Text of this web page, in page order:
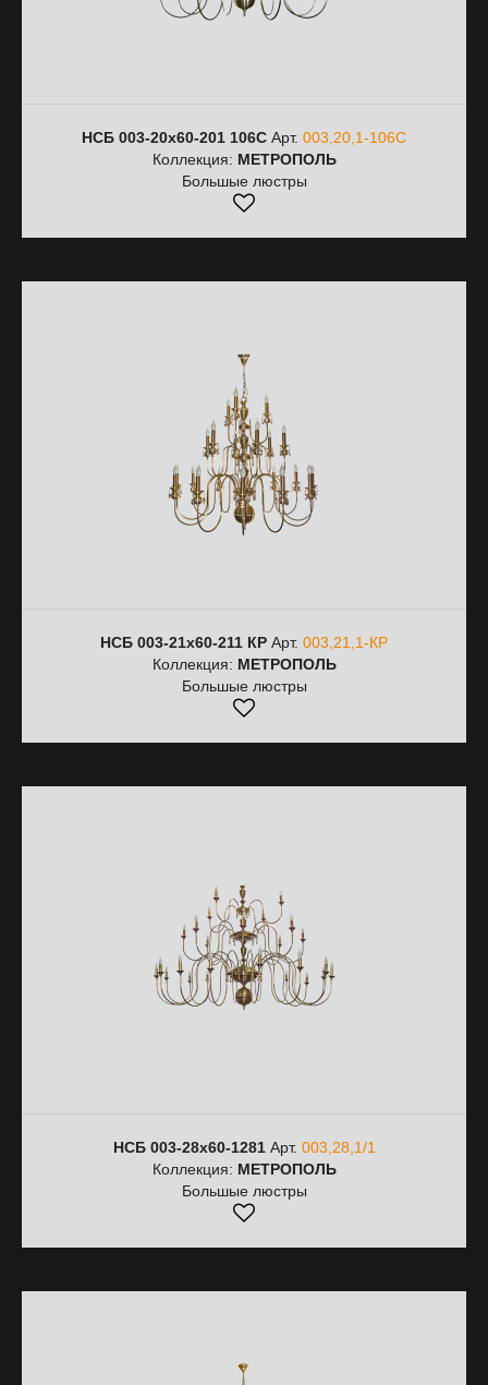
НСБ 003-20х60-201 106С Арт. 003,20,1-106С
Коллекция: МЕТРОПОЛЬ
Большые люстры
НСБ 003-21х60-211 КР Арт. 003,21,1-КР
Коллекция: МЕТРОПОЛЬ
Большые люстры
НСБ 003-28х60-1281Арт. 003,28,1/1
Коллекция: МЕТРОПОЛЬ
Большые люстры